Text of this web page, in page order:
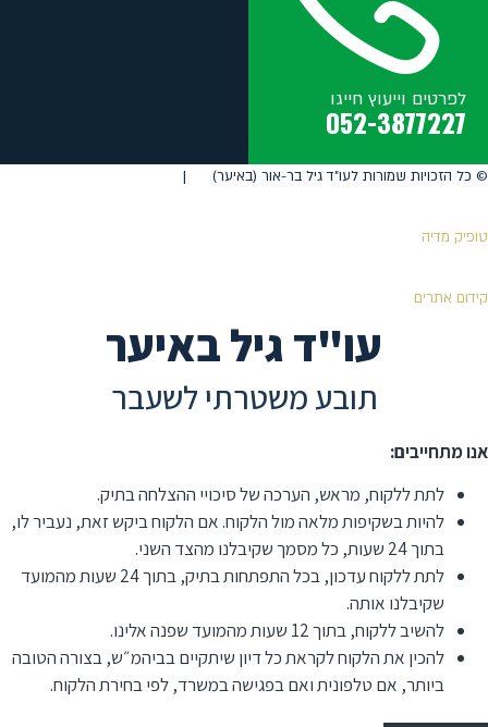
לפרטים וייעוץ חייגו
052-3877227
©️ כל הזכויות שמורות לעו"ד גיל בר-אור (באיער) |
טופיק מדיה
קידום אתרים
עו"ד גיל באיער
תובע משטרתי לשעבר
אנו מתחייבים:
לתת ללקוח, מראש, הערכה של סיכויי ההצלחה בתיק.
להיות בשקיפות מלאה מול הלקוח. אם הלקוח ביקש זאת, נעביר לו,
בתוך 24 שעות, כל מסמך שקיבלנו מהצד השני.
לתת ללקוח עדכון, בכל התפתחות בתיק, בתוך 24 שעות מהמועד
שקיבלנו אותה.
להשיב ללקוח, בתוך 12 שעות מהמועד שפנה אלינו.
⁠להכין את הלקוח לקראת כל דיון שיתקיים בביהמ״ש, בצורה הטובה
ביותר, אם טלפונית ואם בפגישה במשרד, לפי בחירת הלקוח.